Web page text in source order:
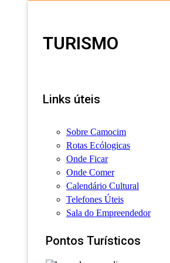
TURISMO
Links úteis
Sobre Camocim
Rotas Ecólogicas
Onde Ficar
Onde Comer
Calendário Cultural
Telefones Úteis
Sala do Empreendedor
Pontos Turísticos